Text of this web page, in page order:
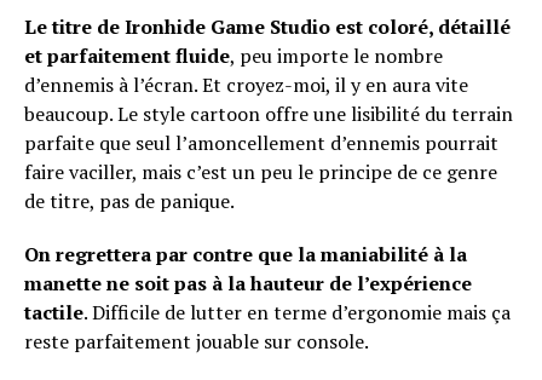
Le titre de Ironhide Game Studio est coloré, détaillé
et parfaitement fluide, peu importe le nombre
d’ennemis à l’écran. Et croyez-moi, il y en aura vite
beaucoup. Le style cartoon offre une lisibilité du terrain
parfaite que seul l’amoncellement d’ennemis pourrait
faire vaciller, mais c’est un peu le principe de ce genre
de titre, pas de panique.
On regrettera par contre que la maniabilité à la
manette ne soit pas à la hauteur de l’expérience
tactile. Difficile de lutter en terme d’ergonomie mais ça
reste parfaitement jouable sur console.